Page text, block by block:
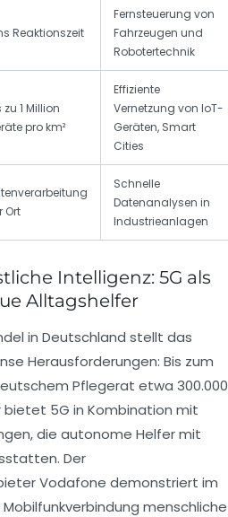
Reaktionszeit
Fernsteuerung von
Fahrzeugen und
Robotertechnik
zu 1 Million
pro km²
Effiziente
Vernetzung von IoT-
Geräten, Smart
Cities
Ort
Schnelle
Datenanalysen in
Industrieanlagen
Intelligenz: 5G als
Alltagshelfer
in Deutschland stellt das
Herausforderungen: Bis zum
Pflegerat etwa 300.000
bietet 5G in Kombination mit
die autonome Helfer mit
Der
Vodafone demonstriert im
menschliche